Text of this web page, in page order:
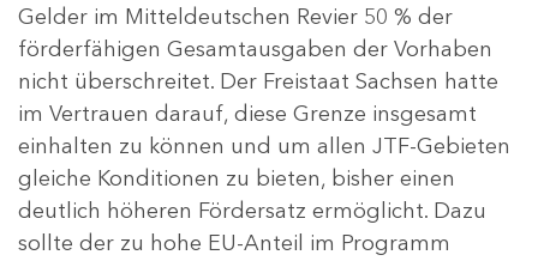
Gelder im Mitteldeutschen Revier 50 % der
förderfähigen Gesamtausgaben der Vorhaben
nicht überschreitet. Der Freistaat Sachsen hatte
im Vertrauen darauf, diese Grenze insgesamt
einhalten zu können und um allen JTF-Gebieten
gleiche Konditionen zu bieten, bisher einen
deutlich höheren Fördersatz ermöglicht. Dazu
sollte der zu hohe EU-Anteil im Programm